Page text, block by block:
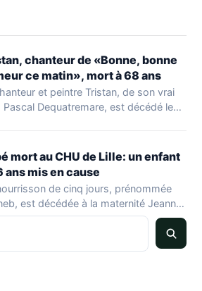
chanteur de «Bonne, bonne
ce matin», mort à 68 ans
et peintre Tristan, de son vrai
Pascal Dequatremare, est décédé le…
mort au CHU de Lille: un enfant
ans mis en cause
de cinq jours, prénommée
est décédée à la maternité Jeanne